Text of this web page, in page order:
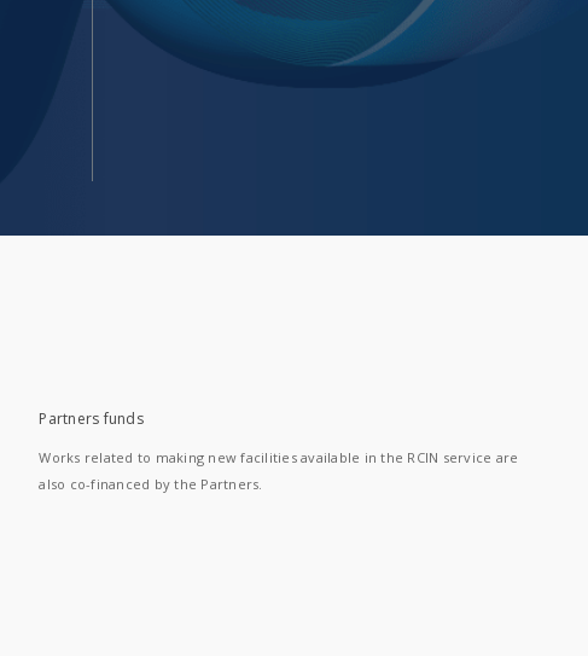
Partners funds
Works related to making new facilities available in the RCIN service are
also co-financed by the Partners.